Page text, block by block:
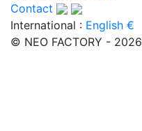
Contact
International : English €
© NEO FACTORY - 2026